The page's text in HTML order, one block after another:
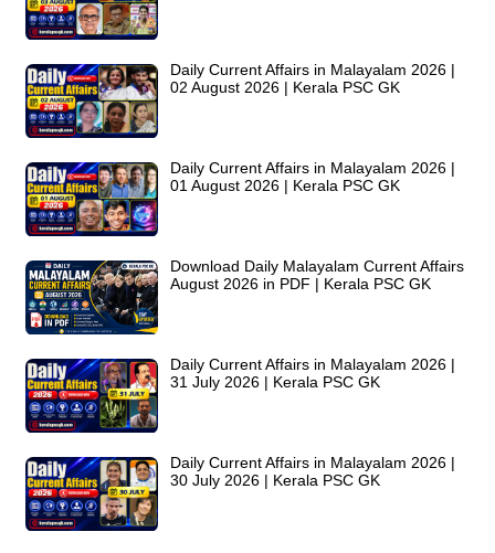
Daily Current Affairs in Malayalam 2026 |
02 August 2026 | Kerala PSC GK
Daily Current Affairs in Malayalam 2026 |
01 August 2026 | Kerala PSC GK
Download Daily Malayalam Current Affairs
August 2026 in PDF | Kerala PSC GK
Daily Current Affairs in Malayalam 2026 |
31 July 2026 | Kerala PSC GK
Daily Current Affairs in Malayalam 2026 |
30 July 2026 | Kerala PSC GK